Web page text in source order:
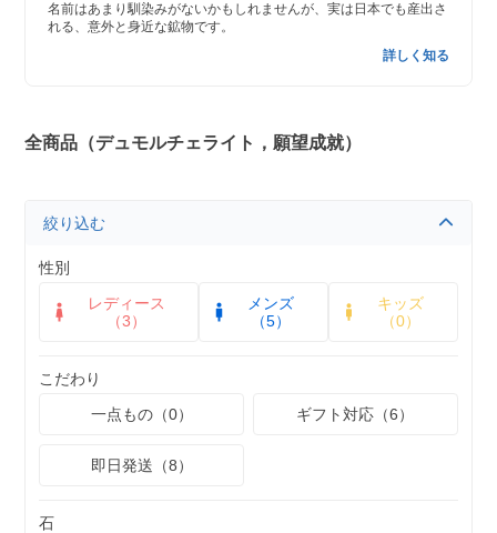
名前はあまり馴染みがないかもしれませんが、実は日本でも産出さ
れる、意外と身近な鉱物です。
詳しく知る
全商品（デュモルチェライト，願望成就）
絞り込む
性別
レディース
（3）
メンズ
（5）
キッズ
（0）
こだわり
一点もの（0）
ギフト対応（6）
即日発送（8）
石